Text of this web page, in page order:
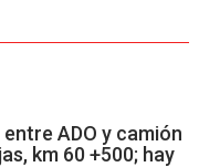
ADO y camión
km 60 +500; hay